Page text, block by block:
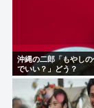
沖縄の二郎「もやし
でいい？」どう？